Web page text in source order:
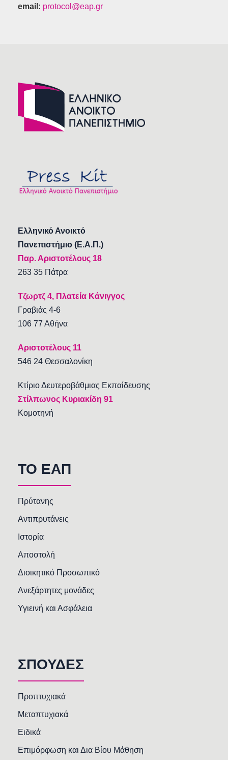
email: protocol@eap.gr
Ελληνικό Ανοικτό
Πανεπιστήμιο (Ε.Α.Π.)
Παρ. Αριστοτέλους 18
263 35 Πάτρα
Τζωρτζ 4, Πλατεία Κάνιγγος
Γραβιάς 4-6
106 77 Αθήνα
Αριστοτέλους 11
546 24 Θεσσαλονίκη
Κτίριο Δευτεροβάθμιας Εκπαίδευσης
Στίλπωνος Κυριακίδη 91
Κομοτηνή
TO EAΠ
Πρύτανης
Αντιπρυτάνεις
Ιστορία
Αποστολή
Διοικητικό Προσωπικό
Ανεξάρτητες μονάδες
Υγιεινή και Ασφάλεια
ΣΠΟΥΔΕΣ
Προπτυχιακά
Μεταπτυχιακά
Ειδικά
Επιμόρφωση και Δια Βίου Μάθηση